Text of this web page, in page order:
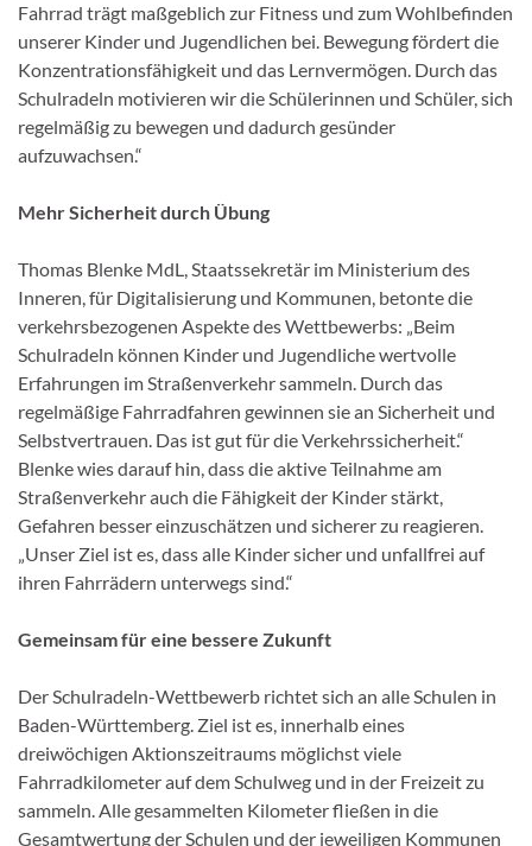
Fahrrad trägt maßgeblich zur Fitness und zum Wohlbefinden
unserer Kinder und Jugendlichen bei. Bewegung fördert die
Konzentrationsfähigkeit und das Lernvermögen. Durch das
Schulradeln motivieren wir die Schülerinnen und Schüler, sich
regelmäßig zu bewegen und dadurch gesünder
aufzuwachsen.“
Mehr Sicherheit durch Übung
Thomas Blenke MdL, Staatssekretär im Ministerium des
Inneren, für Digitalisierung und Kommunen, betonte die
verkehrsbezogenen Aspekte des Wettbewerbs: „Beim
Schulradeln können Kinder und Jugendliche wertvolle
Erfahrungen im Straßenverkehr sammeln. Durch das
regelmäßige Fahrradfahren gewinnen sie an Sicherheit und
Selbstvertrauen. Das ist gut für die Verkehrssicherheit.“
Blenke wies darauf hin, dass die aktive Teilnahme am
Straßenverkehr auch die Fähigkeit der Kinder stärkt,
Gefahren besser einzuschätzen und sicherer zu reagieren.
„Unser Ziel ist es, dass alle Kinder sicher und unfallfrei auf
ihren Fahrrädern unterwegs sind.“
Gemeinsam für eine bessere Zukunft
Der Schulradeln-Wettbewerb richtet sich an alle Schulen in
Baden-Württemberg. Ziel ist es, innerhalb eines
dreiwöchigen Aktionszeitraums möglichst viele
Fahrradkilometer auf dem Schulweg und in der Freizeit zu
sammeln. Alle gesammelten Kilometer fließen in die
Gesamtwertung der Schulen und der jeweiligen Kommunen